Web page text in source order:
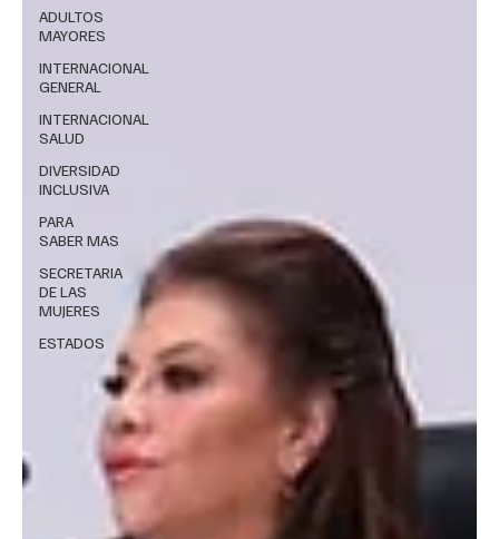
ADULTOS
MAYORES
INTERNACIONAL
GENERAL
INTERNACIONAL
SALUD
DIVERSIDAD
INCLUSIVA
PARA
SABER MAS
SECRETARIA
DE LAS
MUJERES
ESTADOS